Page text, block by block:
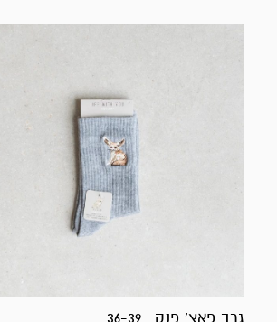
גרב פאצ' פנק | 36-39